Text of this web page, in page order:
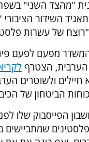
"מהצד השני"
השידור
של עשרות
מפעם לפעם
הצטרף
ולשוטרים
הביטחון של
הפייסבוק שלו
שמתביישים